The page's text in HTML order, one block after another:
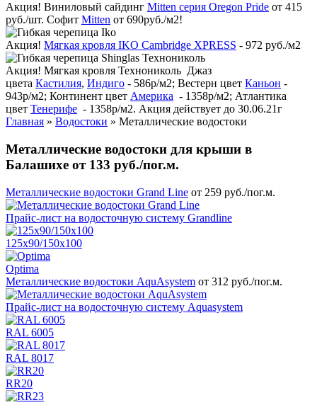
Акция! Виниловый сайдинг Mitten серия Oregon Pride от 415
руб./шт. Софит Mitten от 690руб./м2!
Акция! Мягкая кровля IKO Cambridge XPRESS - 972 руб./м2
Акция! Мягкая кровля Технониколь Джаз
цвета Кастилия, Индиго - 586р/м2; Вестерн цвет Каньон -
943р/м2; Континент цвет Америка - 1358р/м2; Атлантика
цвет Тенерифе - 1358р/м2. Акция действует до 30.06.21г
Главная » Водостоки » Металлические водостоки
Металлические водостоки для крыши в
Балашихе от 133 руб./пог.м.
Металлические водостоки Grand Line от 259 руб./пог.м.
Прайс-лист на водосточную систему Grandline
125x90/150x100
Optima
Металлические водостоки AquAsystem от 312 руб./пог.м.
Прайс-лист на водосточную систему Aquasystem
RAL 6005
RAL 8017
RR20